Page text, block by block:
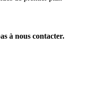
à nous contacter.